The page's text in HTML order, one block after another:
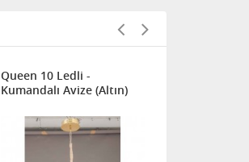
Queen 10 Ledli -
Kumandalı Avize (Altın)